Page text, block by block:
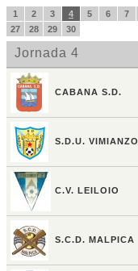
1 2 3 4 5 6 7
27
28 29 30
Jornada 4
CABANA S.D.
S.D.U. VIMIANZO
C.V. LEILOIO
S.C.D. MALPICA